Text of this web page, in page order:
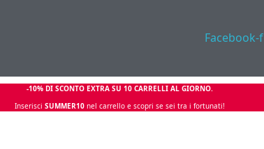
Facebook-f
-10% DI SCONTO EXTRA SU 10 CARRELLI AL GIORNO.
Inserisci SUMMER10 nel carrello e scopri se sei tra i fortunati!